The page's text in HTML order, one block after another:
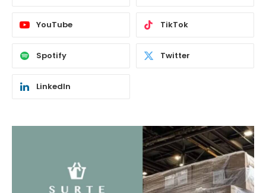
YouTube TikTok
Spotify Twitter
LinkedIn